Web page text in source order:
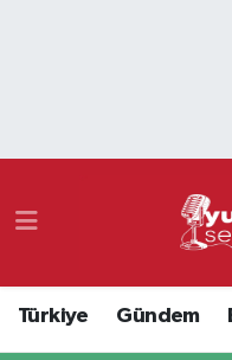
Türkiye Gündem
Namaz Vakitleri
Süper Lig Puan